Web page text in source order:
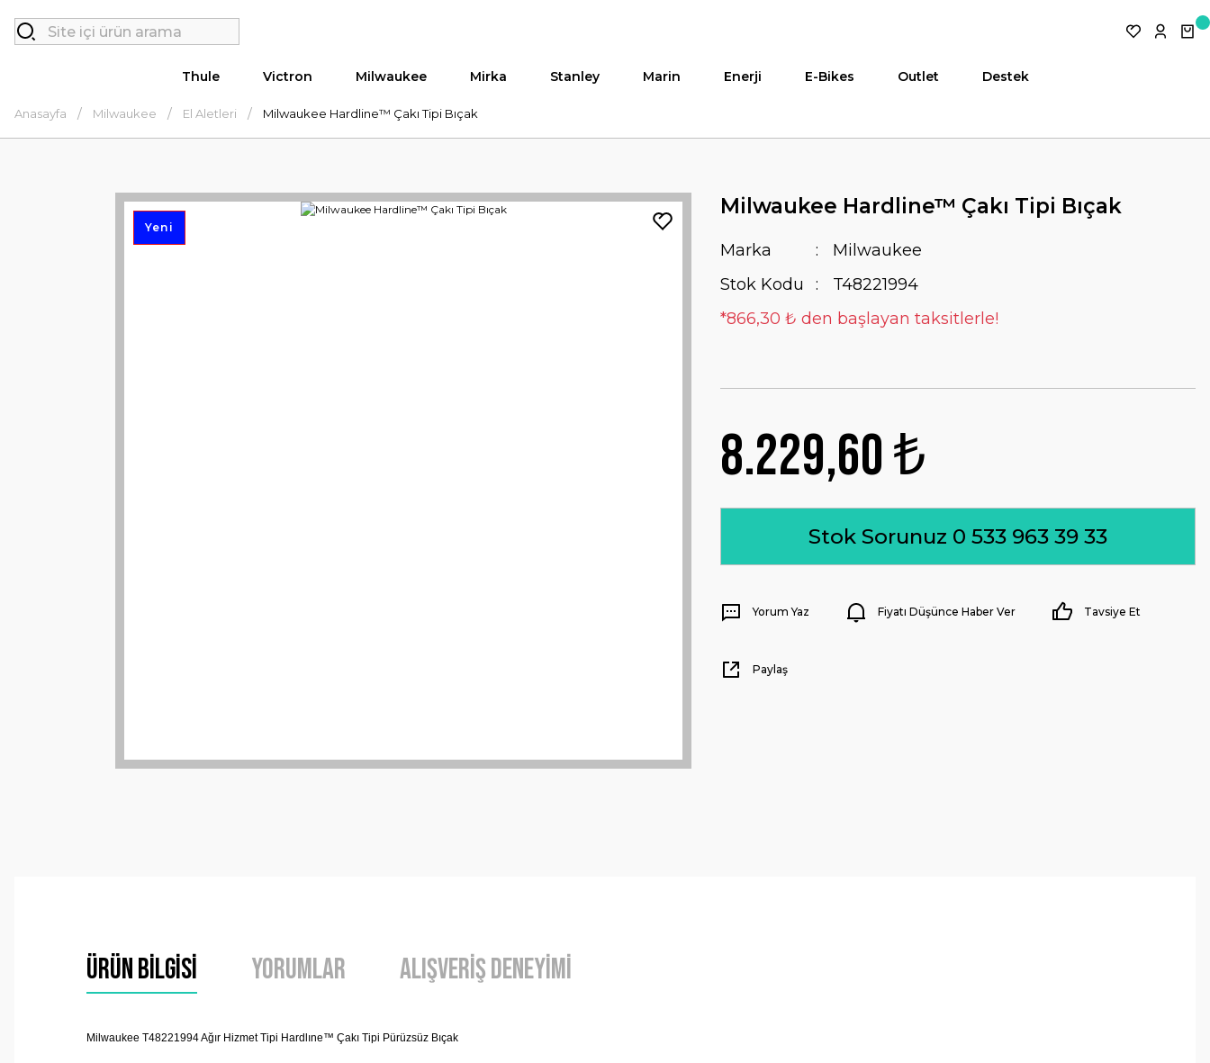
Thule Victron Milwaukee Mirka Stanley Marin Enerji E-Bikes Outlet Destek
Anasayfa Milwaukee El Aletleri Milwaukee Hardline™ Çakı Tipi Bıçak
Yeni
Milwaukee Hardline™ Çakı Tipi Bıçak
Marka
Milwaukee
Stok Kodu
T48221994
*866,30 ₺ den başlayan taksitlerle!
8.229,60 ₺
Stok Sorunuz 0 533 963 39 33
Yorum Yaz Fiyatı Düşünce Haber Ver Tavsiye Et
Paylaş
Ürün Bilgisi Yorumlar Alışveriş Deneyimi
Milwaukee T48221994 Ağır Hizmet Tipi Hardlıne™ Çakı Tipi Pürüzsüz Bıçak